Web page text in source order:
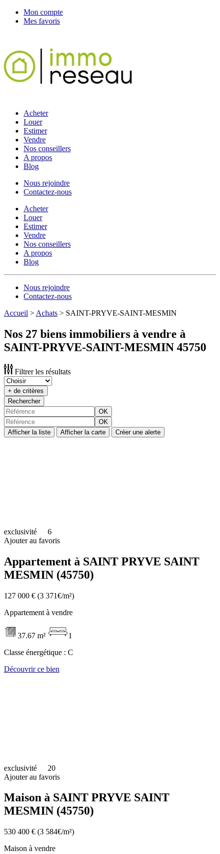
Mon compte
Mes favoris
Acheter
Louer
Estimer
Vendre
Nos conseillers
A propos
Blog
Nous rejoindre
Contactez-nous
Acheter
Louer
Estimer
Vendre
Nos conseillers
A propos
Blog
Nous rejoindre
Contactez-nous
Accueil > Achats > SAINT-PRYVE-SAINT-MESMIN
Nos 27 biens immobiliers à vendre à
SAINT-PRYVE-SAINT-MESMIN 45750
Filtrer les résultats
+ de critères
Rechercher
OK
OK
Afficher la liste
Afficher la carte Créer une alerte
exclusivité
6
Ajouter au favoris
Appartement à SAINT PRYVE SAINT
MESMIN (45750)
127 000 € (3 371€/m²)
Appartement à vendre
37.67 m²
1
Classe énergétique : C
Découvrir ce bien
exclusivité
20
Ajouter au favoris
Maison à SAINT PRYVE SAINT
MESMIN (45750)
530 400 € (3 584€/m²)
Maison à vendre